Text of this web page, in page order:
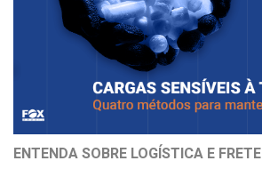
ENTENDA SOBRE LOGÍSTICA E FRETE